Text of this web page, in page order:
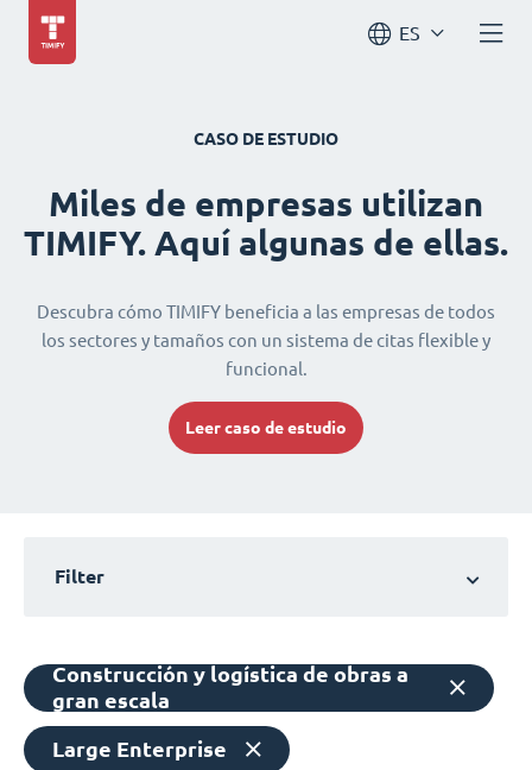
ES
CASO DE ESTUDIO
Miles de empresas utilizan
TIMIFY. Aquí algunas de ellas.
Descubra cómo TIMIFY beneficia a las empresas de todos
los sectores y tamaños con un sistema de citas flexible y
funcional.
Leer caso de estudio
Filter
Construcción y logística de obras a
gran escala
Large Enterprise